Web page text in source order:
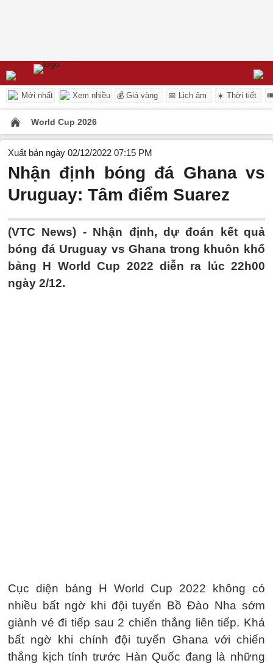
Mới nhất Xem nhiều 💰 Giá vàng 📅 Lịch âm ☀️ Thời tiết
World Cup 2026
Xuất bản ngày 02/12/2022 07:15 PM
Nhận định bóng đá Ghana vs
Uruguay: Tâm điểm Suarez
(VTC News) - Nhận định, dự đoán kết quả
bóng đá Uruguay vs Ghana trong khuôn khổ
bảng H World Cup 2022 diễn ra lúc 22h00
ngày 2/12.
Cục diện bảng H World Cup 2022 không có
nhiều bất ngờ khi đội tuyển Bồ Đào Nha sớm
giành vé đi tiếp sau 2 chiến thắng liên tiếp. Khá
bất ngờ khi chính đội tuyển Ghana với chiến
thắng kịch tính trước Hàn Quốc đang là những